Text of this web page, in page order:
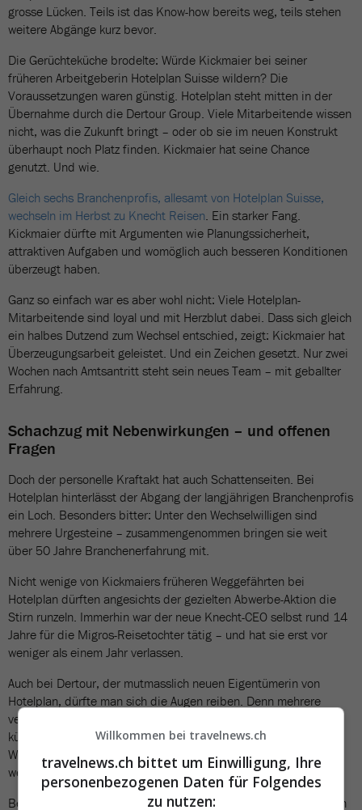
grosse Lücken. Teils ist das Know-how bereits weg, teils stehen
weitere Abgänge kurz bevor.
Die Gerüchteküche brodelte: Würde Kickmaier bei seiner
früheren Arbeitgeberin Hotelplan Suisse wildern? Die
Voraussetzungen waren günstig. Hotelplan steht mitten in der
Übernahme durch die Dertour Group. Viele Mitarbeitende wissen
nicht, was die Zukunft bringt – oder ob sie im neuen Konstrukt
überhaupt noch Platz finden. Kickmaier hat seine Chance
genutzt. Und wie.
Gleich sechs Branchenprofis, allesamt von Hotelplan Suisse,
wechseln im Herbst zu Knecht Reisen. Ein starker Fang.
Kickmaier dürfte mit Argumenten wie Planungssicherheit,
attraktiven Aufgaben und womöglich auch besseren Konditionen
überzeugt haben.
Ganz so einfach war es aber wohl nicht: Viele Hotelplan-
Mitarbeitende sind loyal und mit Herzblut dabei. Dass sich gleich
ein halbes Dutzend zum Wechsel entschied, zeigt: Kickmaier hat
Überzeugungsarbeit geleistet. Und ein Zeichen gesetzt. Nur zwei
Wochen nach Amtsantritt steht sein neues Team – mit geballter
Erfahrung.
Schachzug mit Nebenwirkungen – und offenen
Fragen
Doch der personelle Kraftakt hat auch Schattenseiten. Bei
Hotelplan hinterlässt der Abgang der langjährigen Branchenprofis
ein Loch. Besonders bitter: Unter den Wechselwilligen sind
mehrere Urgesteine – zusammengenommen bringen sie weit
über 50 Jahre Branchenerfahrung mit.
Nicht wenige von Kickmaiers früheren Weggefährten bei
Hotelplan dürften angesichts der gezielten Abwerbe-Aktion die
Stirn runzeln. Immerhin war der neue Knecht-CEO selbst rund 14
Jahre für die Migros-Reisetochter tätig – und hat sie erst vor
weniger als einem Jahr verlassen.
Auch bei Dertour, der mutmasslich neuen Eigentümerin von
Hotelplan, dürfte man sich die Augen reiben. Denn mehrere
versierte Touristikerinnen und Touristiker, auf die man sich als
künftige Verstärkung gefreut hatte, schlagen nun einen anderen
Weg ein – bevor sie überhaupt Teil des erweiterten Konzerns
werden konnten.
Bei Knecht Reisen intern bleibt es ebenfalls nicht ruhig: Mit den
Willkommen bei travelnews.ch
travelnews.ch bittet um Einwilligung, Ihre
personenbezogenen Daten für Folgendes
zu nutzen: